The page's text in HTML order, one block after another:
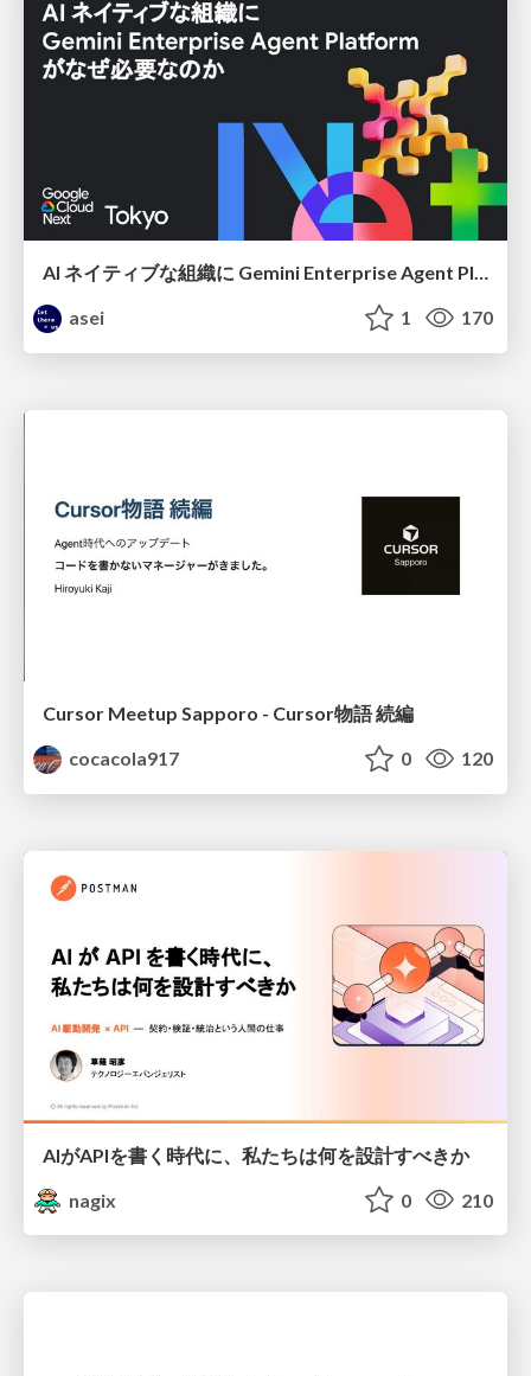
asei
1 170
Cursor Meetup Sapporo - Cursor物語 続編
cocacola917
0 120
AIがAPIを書く時代に、私たちは何を設計すべきか
nagix
0 210